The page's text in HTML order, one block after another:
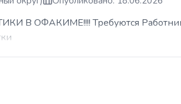
В ОФАКИМЕ!!!! Требуются